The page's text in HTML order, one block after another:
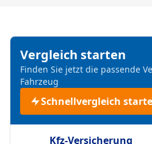
Vergleich starten
Finden Sie jetzt die passende
Fahrzeug
Schnellvergleich
Kfz-Versicherung